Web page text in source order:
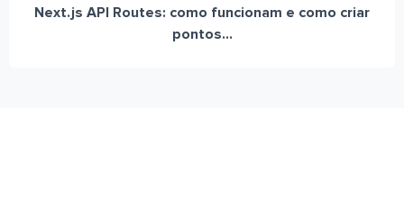
Next.js API Routes: como funcionam e como criar
pontos...